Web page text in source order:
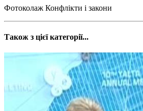
Фотоколаж Конфлікти і закони
Також з цієї категорії...